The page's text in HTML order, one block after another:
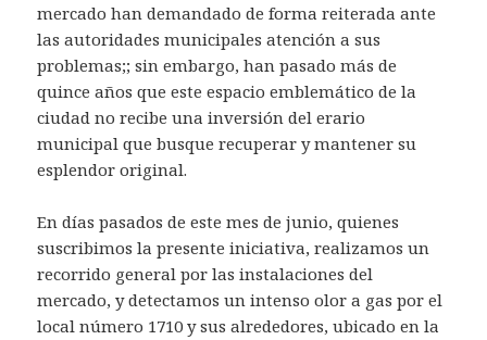
mercado han demandado de forma reiterada ante
las autoridades municipales atención a sus
problemas;; sin embargo, han pasado más de
quince años que este espacio emblemático de la
ciudad no recibe una inversión del erario
municipal que busque recuperar y mantener su
esplendor original.
En días pasados de este mes de junio, quienes
suscribimos la presente iniciativa, realizamos un
recorrido general por las instalaciones del
mercado, y detectamos un intenso olor a gas por el
local número 1710 y sus alrededores, ubicado en la